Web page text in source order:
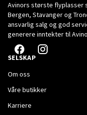
Avinors største flyplasser
Bergen, Stavanger og
ansvarlig salg og god
generere inntekter til
SELSKAP
Om oss
Våre butikker
Karriere